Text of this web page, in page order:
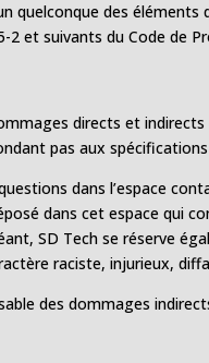
quelconque des
et suivants du Code de
directs et
pas aux
dans l’espace
dans cet espace qui
SD Tech se réserve
raciste, injurieux,
des dommages